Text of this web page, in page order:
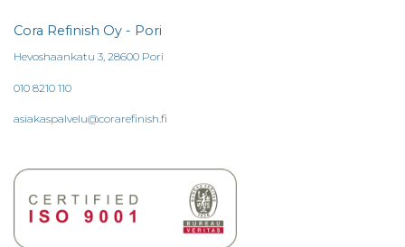
Cora Refinish Oy - Pori
Hevoshaankatu 3, 28600 Pori
010 8210 110
asiakaspalvelu@corarefinish.fi